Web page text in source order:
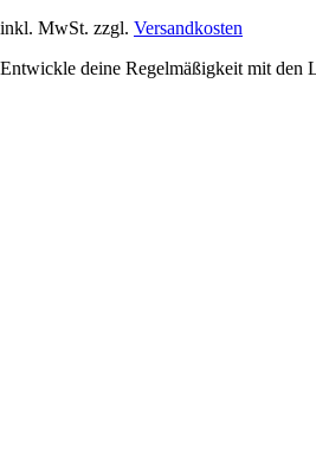
inkl. MwSt. zzgl. Versandkosten
Entwickle deine Regelmäßigkeit mit den